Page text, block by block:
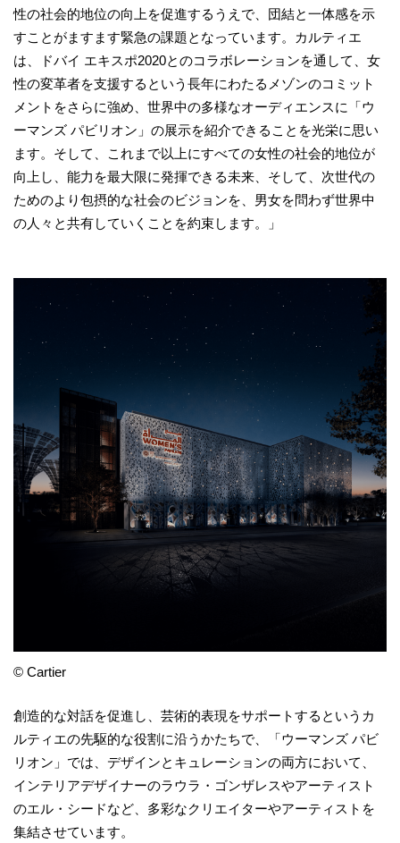
性の社会的地位の向上を促進するうえで、団結と一体感を示
すことがますます緊急の課題となっています。カルティエ
は、ドバイ エキスポ2020とのコラボレーションを通して、女
性の変革者を支援するという長年にわたるメゾンのコミット
メントをさらに強め、世界中の多様なオーディエンスに「ウ
ーマンズ パビリオン」の展示を紹介できることを光栄に思い
ます。そして、これまで以上にすべての女性の社会的地位が
向上し、能力を最大限に発揮できる未来、そして、次世代の
ためのより包摂的な社会のビジョンを、男女を問わず世界中
の人々と共有していくことを約束します。」
© Cartier
創造的な対話を促進し、芸術的表現をサポートするというカ
ルティエの先駆的な役割に沿うかたちで、「ウーマンズ パビ
リオン」では、デザインとキュレーションの両方において、
インテリアデザイナーのラウラ・ゴンザレスやアーティスト
のエル・シードなど、多彩なクリエイターやアーティストを
集結させています。